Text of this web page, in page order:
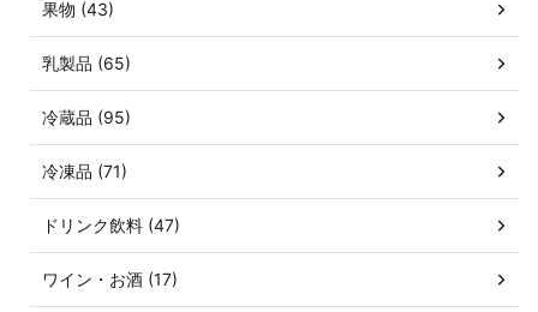
果物 (43)
乳製品 (65)
冷蔵品 (95)
冷凍品 (71)
ドリンク飲料 (47)
ワイン・お酒 (17)